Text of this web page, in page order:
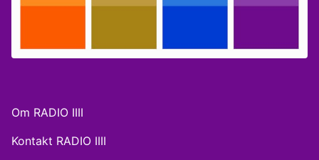
Om RADIO IIII
Kontakt RADIO IIII